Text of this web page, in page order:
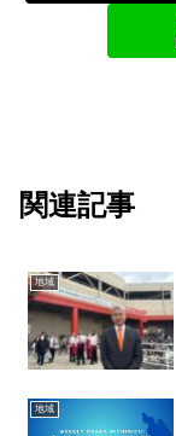
関連記事
地域
地域